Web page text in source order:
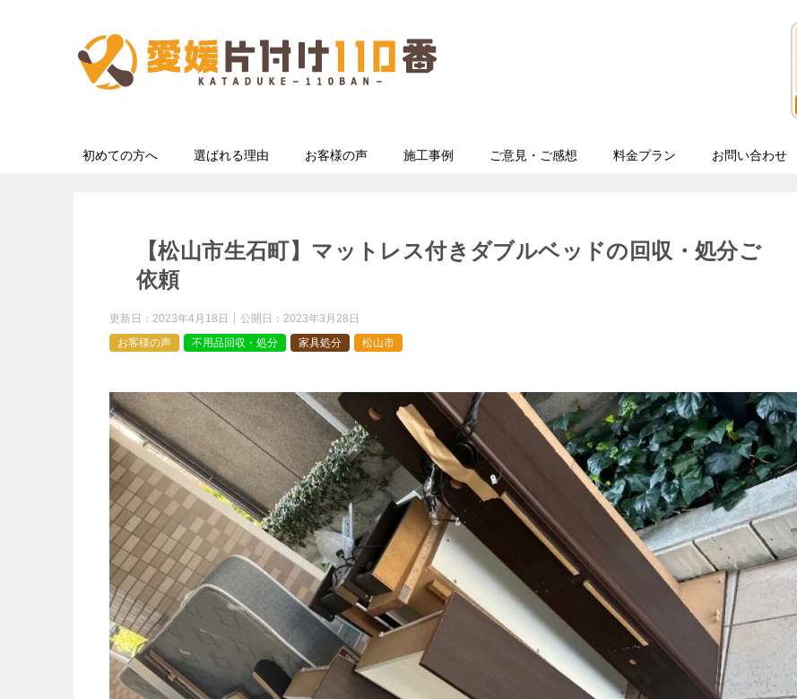
初めての方へ 選ばれる理由 お客様の声 施工事例 ご意見・ご感想 料金プラン お問い合わせ
【松山市生石町】マットレス付きダブルベッドの回収・処分ご
依頼
更新日： 2023年4月18日 公開日： 2023年3月28日
お客様の声
不用品回収・処分 家具処分 松山市